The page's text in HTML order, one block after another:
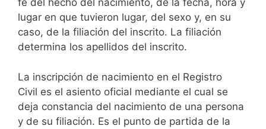
fe del hecho del nacimiento, de la fecha, hora y
lugar en que tuvieron lugar, del sexo y, en su
caso, de la filiación del inscrito. La filiación
determina los apellidos del inscrito.
La inscripción de nacimiento en el Registro
Civil es el asiento oficial mediante el cual se
deja constancia del nacimiento de una persona
y de su filiación. Es el punto de partida de la